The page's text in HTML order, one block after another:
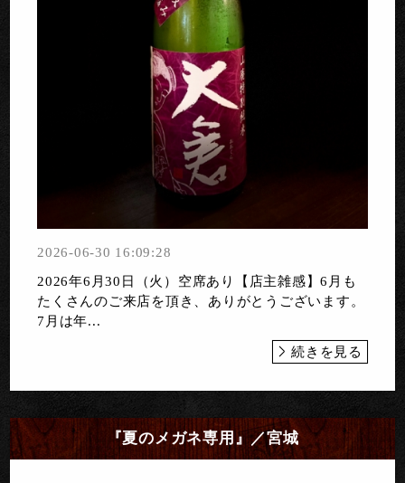
2026-06-30 16:09:28
2026年6月30日（火）空席あり【店主雑感】6月も
たくさんのご来店を頂き、ありがとうございます。
7月は年...
続きを見る
『夏のメガネ専用』／宮城